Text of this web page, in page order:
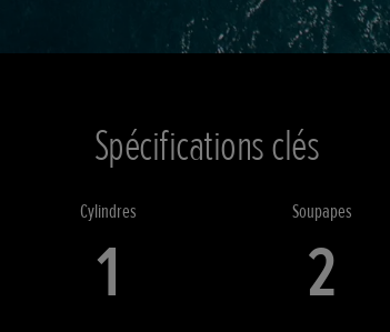
Spécifications clés
Cylindres
1
Soupapes
2